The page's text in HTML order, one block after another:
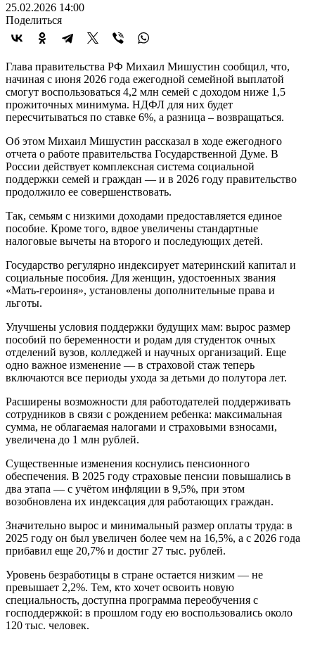
25.02.2026 14:00
Поделиться
Глава правительства РФ Михаил Мишустин сообщил, что,
начиная с июня 2026 года ежегодной семейной выплатой
смогут воспользоваться 4,2 млн семей с доходом ниже 1,5
прожиточных минимума. НДФЛ для них будет
пересчитываться по ставке 6%, а разница – возвращаться.
Об этом Михаил Мишустин рассказал в ходе ежегодного
отчета о работе правительства Государственной Думе. В
России действует комплексная система социальной
поддержки семей и граждан — и в 2026 году правительство
продолжило ее совершенствовать.
Так, семьям с низкими доходами предоставляется единое
пособие. Кроме того, вдвое увеличены стандартные
налоговые вычеты на второго и последующих детей.
Государство регулярно индексирует материнский капитал и
социальные пособия. Для женщин, удостоенных звания
«Мать‑героиня», установлены дополнительные права и
льготы.
Улучшены условия поддержки будущих мам: вырос размер
пособий по беременности и родам для студенток очных
отделений вузов, колледжей и научных организаций. Еще
одно важное изменение — в страховой стаж теперь
включаются все периоды ухода за детьми до полутора лет.
Расширены возможности для работодателей поддерживать
сотрудников в связи с рождением ребенка: максимальная
сумма, не облагаемая налогами и страховыми взносами,
увеличена до 1 млн рублей.
Существенные изменения коснулись пенсионного
обеспечения. В 2025 году страховые пенсии повышались в
два этапа — с учётом инфляции в 9,5%, при этом
возобновлена их индексация для работающих граждан.
Значительно вырос и минимальный размер оплаты труда: в
2025 году он был увеличен более чем на 16,5%, а с 2026 года
прибавил еще 20,7% и достиг 27 тыс. рублей.
Уровень безработицы в стране остается низким — не
превышает 2,2%. Тем, кто хочет освоить новую
специальность, доступна программа переобучения с
господдержкой: в прошлом году ею воспользовались около
120 тыс. человек.